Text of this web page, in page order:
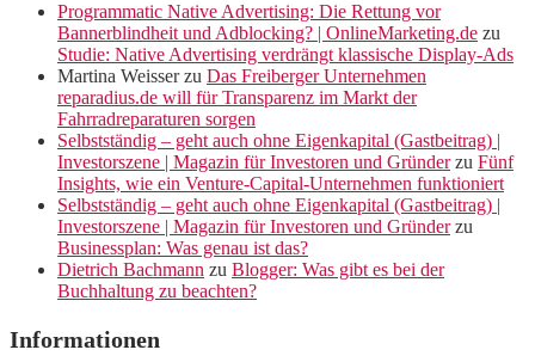
Programmatic Native Advertising: Die Rettung vor
Bannerblindheit und Adblocking? | OnlineMarketing.de zu
Studie: Native Advertising verdrängt klassische Display-Ads
Martina Weisserzu Das Freiberger Unternehmen
reparadius.de will für Transparenz im Markt der
Fahrradreparaturen sorgen
Selbstständig – geht auch ohne Eigenkapital (Gastbeitrag) |
Investorszene | Magazin für Investoren und Gründerzu Fünf
Insights, wie ein Venture-Capital-Unternehmen funktioniert
Selbstständig – geht auch ohne Eigenkapital (Gastbeitrag) |
Investorszene | Magazin für Investoren und Gründerzu
Businessplan: Was genau ist das?
Dietrich Bachmann zu Blogger: Was gibt es bei der
Buchhaltung zu beachten?
Informationen